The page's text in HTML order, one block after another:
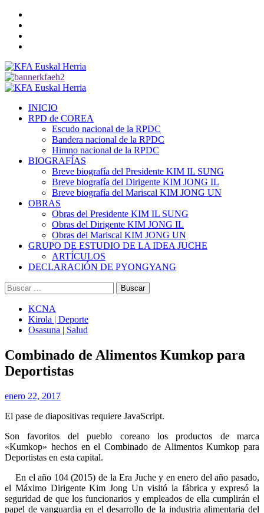
Saltar
contenido
Menú
INICIO
RPD de COREA
Escudo nacional de la RPDC
Bandera nacional de la RPDC
Himno nacional de la RPDC
BIOGRAFÍAS
Breve biografía del Presidente KIM IL SUNG
Breve biografía del Dirigente KIM JONG IL
Breve biografía del Mariscal KIM JONG UN
OBRAS
Obras del Presidente KIM IL SUNG
Obras del Dirigente KIM JONG IL
Obras del Mariscal KIM JONG UN
GRUPO DE ESTUDIO DE LA IDEA JUCHE
ARTÍCULOS
DECLARACIÓN DE PYONGYANG
Buscar:
KCNA
Kirola | Deporte
Osasuna | Salud
Combinado de Alimentos Kumkop para
Deportistas
enero 22, 2017
El pase de diapositivas requiere JavaScript.
Son favoritos del pueblo coreano los productos de marca
«Kumkop» hechos en el Combinado de Alimentos Kumkop para
Deportistas en esta capital.
En el año 104 (2015) de la Era Juche y en enero del año pasado,
el Máximo DirigenteKim Jong Un visitó la fábrica y expresó la
seguridad de que los funcionarios y empleados de ella cumplirán el
papel de vanguardia en el desarrollo de la industria alimentaria del